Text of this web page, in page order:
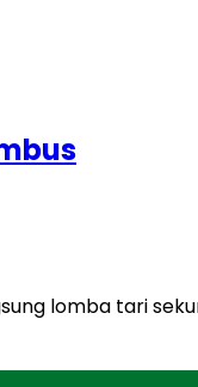
lomba tari